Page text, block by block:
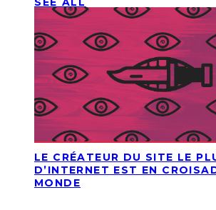
LE CRÉATEUR DU SITE LE
D’INTERNET EST EN
MONDE